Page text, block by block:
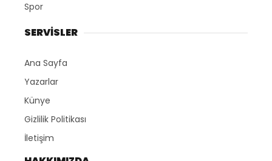
Spor
SERVİSLER
Ana Sayfa
Yazarlar
Künye
Gizlilik Politikası
İletişim